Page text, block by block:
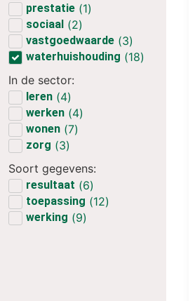
prestatie (1)
sociaal (2)
vastgoedwaarde (3)
waterhuishouding (18)
In de sector:
leren (4)
werken (4)
wonen (7)
zorg (3)
Soort gegevens:
resultaat (6)
toepassing (12)
werking (9)